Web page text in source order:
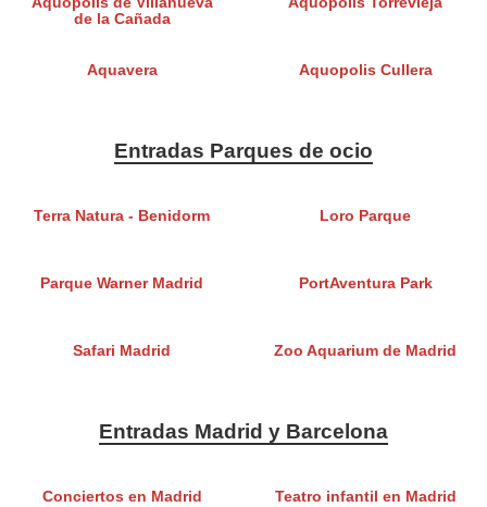
de la Cañada
Aquavera Aquopolis Cullera
Entradas Parques de ocio
Terra Natura - Benidorm Loro Parque
Parque Warner Madrid PortAventura Park
Safari Madrid Zoo Aquarium de Madrid
Entradas Madrid y Barcelona
Conciertos en Madrid Teatro infantil en Madrid